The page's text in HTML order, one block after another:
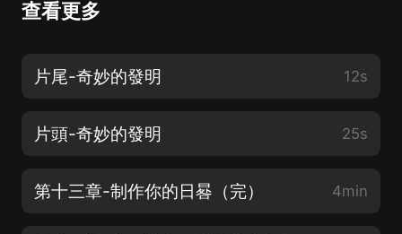
查看更多
片尾-奇妙的發明 12s
片頭-奇妙的發明 25s
第十三章-制作你的日晷（完） 4min